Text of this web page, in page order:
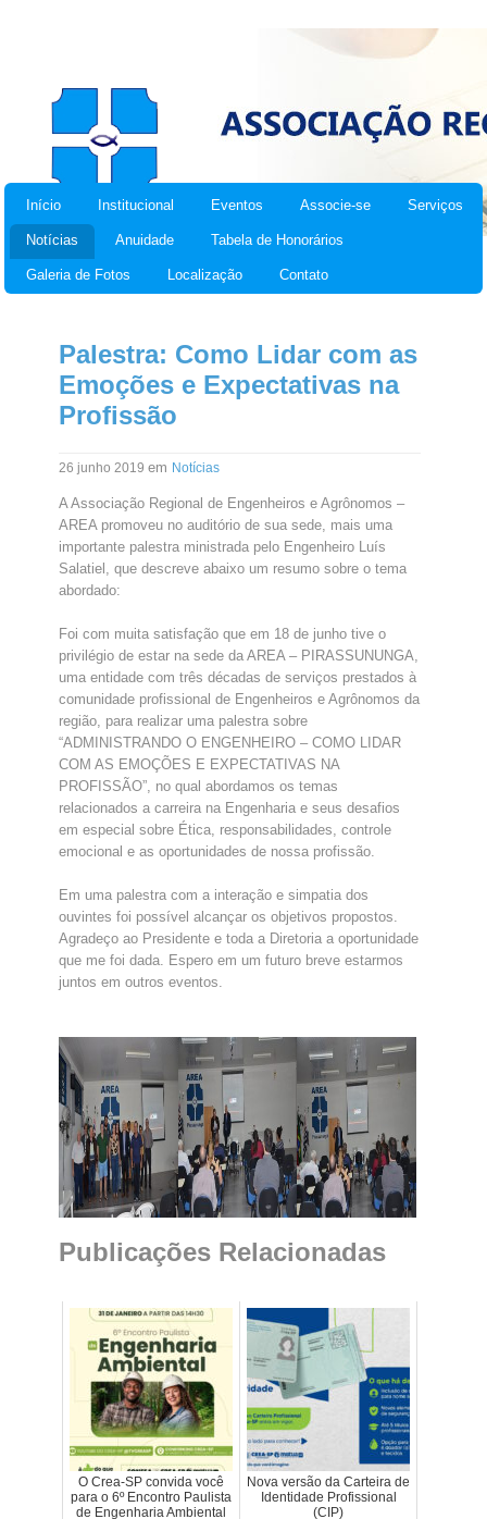
Início Institucional Eventos Associe-se Serviços
Notícias Anuidade Tabela de Honorários
Galeria de Fotos Localização Contato
Palestra: Como Lidar com as
Emoções e Expectativas na
Profissão
26 junho 2019 em Notícias
A Associação Regional de Engenheiros e Agrônomos –
AREA promoveu no auditório de sua sede, mais uma
importante palestra ministrada pelo Engenheiro Luís
Salatiel, que descreve abaixo um resumo sobre o tema
abordado:
Foi com muita satisfação que em 18 de junho tive o
privilégio de estar na sede da AREA – PIRASSUNUNGA,
uma entidade com três décadas de serviços prestados à
comunidade profissional de Engenheiros e Agrônomos da
região, para realizar uma palestra sobre
“ADMINISTRANDO O ENGENHEIRO – COMO LIDAR
COM AS EMOÇÕES E EXPECTATIVAS NA
PROFISSÃO”, no qual abordamos os temas
relacionados a carreira na Engenharia e seus desafios
em especial sobre Ética, responsabilidades, controle
emocional e as oportunidades de nossa profissão.
Em uma palestra com a interação e simpatia dos
ouvintes foi possível alcançar os objetivos propostos.
Agradeço ao Presidente e toda a Diretoria a oportunidade
que me foi dada. Espero em um futuro breve estarmos
juntos em outros eventos.
Publicações Relacionadas
O Crea-SP convida você
para o 6º Encontro Paulista
de Engenharia Ambiental
Nova versão da Carteira de
Identidade Profissional
(CIP)